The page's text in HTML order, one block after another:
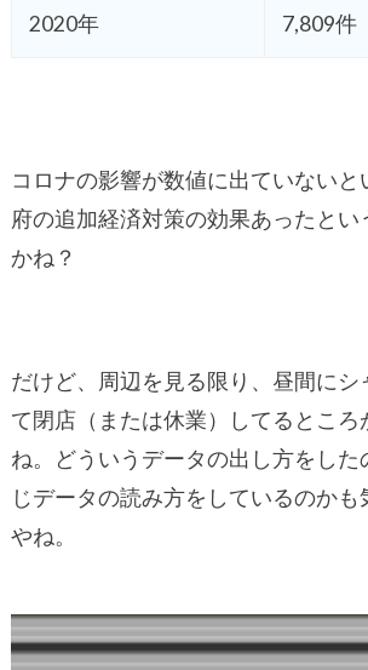
2020年 7,809件
コロナの影響が数値に出ていないと
府の追加経済対策の効果あったとい
かね？
だけど、周辺を見る限り、昼間にシ
て閉店（または休業）してるところ
ね。どういうデータの出し方をした
じデータの読み方をしているのかも
やね。